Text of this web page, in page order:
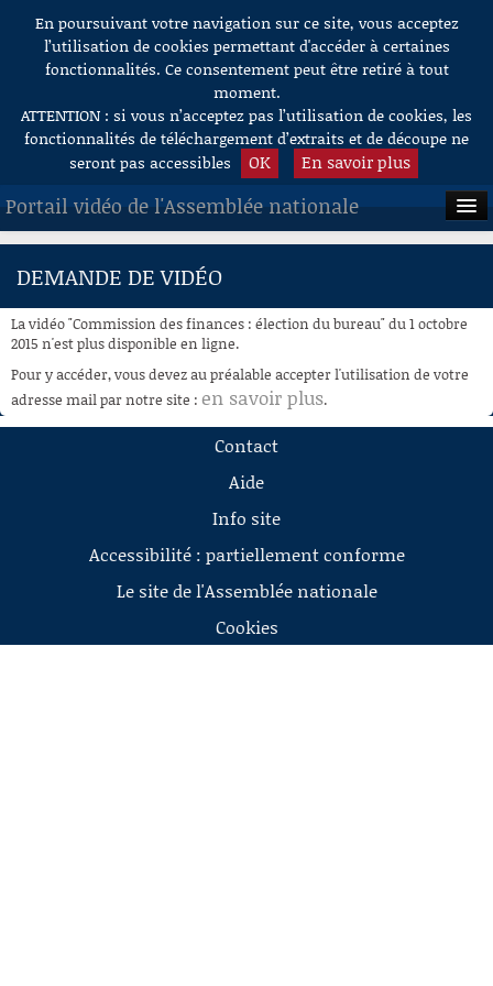
Aller au contenu
En poursuivant votre navigation sur ce site, vous acceptez
l’utilisation de cookies permettant d'accéder à certaines
fonctionnalités. Ce consentement peut être retiré à tout
moment.
ATTENTION : si vous n’acceptez pas l’utilisation de cookies, les
fonctionnalités de téléchargement d’extraits et de découpe ne
seront pas accessibles
OK En savoir plus
Portail vidéo de l'Assemblée nationale
ACCUEIL
À LA DEMANDE
RECHERCHE
AIDE À LA DÉCOUPE
DEMANDE DE VIDÉO
La vidéo "Commission des finances : élection du bureau" du 1 octobre
2015 n'est plus disponible en ligne.
Pour y accéder, vous devez au préalable accepter l'utilisation de votre
adresse mail par notre site : en savoir plus.
Contact
Aide
Info site
Accessibilité : partiellement conforme
Le site de l'Assemblée nationale
Cookies